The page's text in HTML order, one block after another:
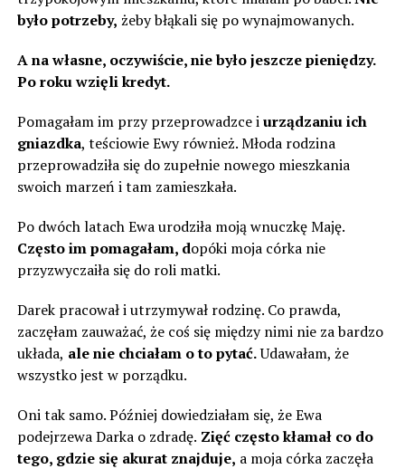
było potrzeby, żeby błąkali się po wynajmowanych.
A na własne, oczywiście, nie było jeszcze pieniędzy.
Po roku wzięli kredyt.
Pomagałam im przy przeprowadzce iurządzaniu ich
gniazdka, teściowie Ewy również. Młoda rodzina
przeprowadziła się do zupełnie nowego mieszkania
swoich marzeń i tam zamieszkała.
Po dwóch latach Ewa urodziła moją wnuczkę Maję.
Często im pomagałam, dopóki moja córka nie
przyzwyczaiła się do roli matki.
Darek pracował i utrzymywał rodzinę. Co prawda,
zaczęłam zauważać, że coś się między nimi nie za bardzo
układa, ale nie chciałam o to pytać.Udawałam, że ​​
wszystko jest w porządku.
Oni tak samo. Później dowiedziałam się, że Ewa
podejrzewa Darka o zdradę. Zięć często kłamał co do
tego, gdzie się akurat znajduje, a moja córka zaczęła